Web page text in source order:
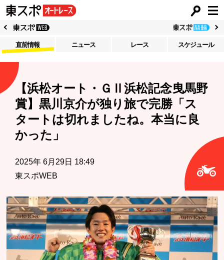
直前情報 ニュース レース スケジュール
【浜松オート・ＧⅡ浜松記念曳馬野
賞】黒川京介が独り旅で完勝「ス
タートは切れましたね。本当に良
かった」
2025年 6月29日 18:49
東スポWEB